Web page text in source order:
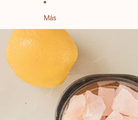
Más
IR DIRECTAMENTE A LA INFORMACIÓN DEL